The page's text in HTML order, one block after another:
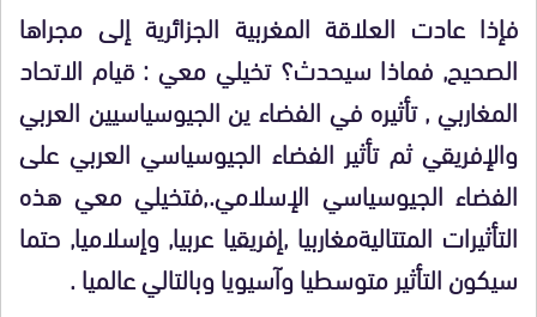
فإذا عادت العلاقة المغربية الجزائرية إلى مجراها
الصحيح, فماذا سيحدث؟ تخيلي معي : قيام الاتحاد
المغاربي , تأثيره في الفضاء ين الجيوسياسيين العربي
والإفريقي ثم تأثير الفضاء الجيوسياسي العربي على
الفضاء الجيوسياسي الإسلامي.,فتخيلي معي هذه
التأثيرات المتتاليةمغاربيا ,إفريقيا عربيا, وإسلاميا, حتما
سيكون التأثير متوسطيا وآسيويا وبالتالي عالميا .